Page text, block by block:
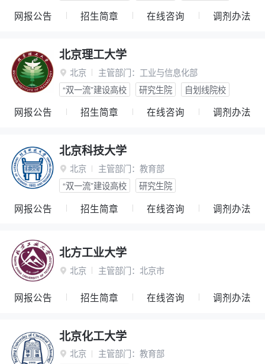
网报公告 招生简章 在线咨询 调剂办法
北京理工大学
 北京 主管部门： 工业与信息化部
“双一流”建设高校
研究生院 自划线院校
网报公告 招生简章 在线咨询 调剂办法
北京科技大学
 北京 主管部门： 教育部
“双一流”建设高校
研究生院
网报公告 招生简章 在线咨询 调剂办法
北方工业大学
 北京 主管部门： 北京市
网报公告 招生简章 在线咨询 调剂办法
北京化工大学
 北京 主管部门： 教育部